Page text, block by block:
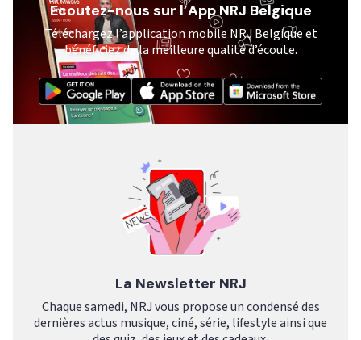
Ecoutez-nous sur l’App NRJ Belgique
Téléchargez l’application mobile NRJ Belgique et
bénéficiez de la meilleure qualité d’écoute.
La Newsletter NRJ
Chaque samedi, NRJ vous propose un condensé des
dernières actus musique, ciné, série, lifestyle ainsi que